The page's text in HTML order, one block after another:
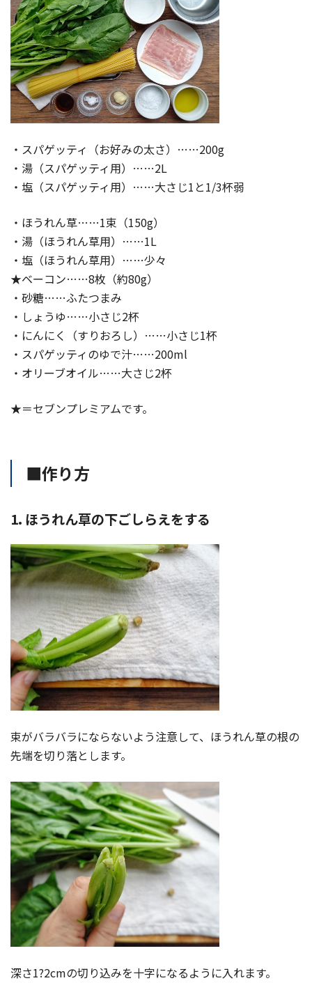
・スパゲッティ（お好みの太さ）……200g
・湯（スパゲッティ用）……2L
・塩（スパゲッティ用）……大さじ1と1/3杯弱
・ほうれん草……1束（150g）
・湯（ほうれん草用）……1L
・塩（ほうれん草用）……少々
★ベーコン……8枚（約80g）
・砂糖……ふたつまみ
・しょうゆ……小さじ2杯
・にんにく（すりおろし）……小さじ1杯
・スパゲッティのゆで汁……200ml
・オリーブオイル……大さじ2杯
★＝セブンプレミアムです。
■作り方
1. ほうれん草の下ごしらえをする
束がバラバラにならないよう注意して、ほうれん草の根の
先端を切り落とします。
深さ1?2cmの切り込みを十字になるように入れます。